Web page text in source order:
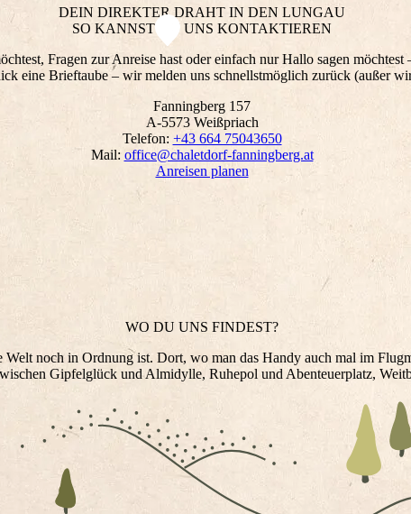
LASS DIE ZÜGEL LOS
DEIN DIREKTER DRAHT IN DEN LUNGAU
SO KANNST DU UNS KONTAKTIEREN
Fragen zur Anreise hast oder einfach nur Hallo sagen
eine Brieftaube – wir melden uns schnellstmöglich zurück (außer
Fanningberg 157
A-5573 Weißpriach
Telefon: +43 664 75043650
Mail: office@chaletdorf-fanningberg.at
Anreisen planen
WO DU UNS FINDEST?
noch in Ordnung ist. Dort, wo man das Handy auch mal im
Gipfelglück und Almidylle, Ruhepol und Abenteuerplatz,